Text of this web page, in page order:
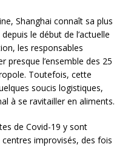
Shanghai connaît sa plus
le début de l’actuelle
les responsables
presque l’ensemble des 25
Toutefois, cette
soucis logistiques,
à se ravitailler en aliments.
de Covid-19 y sont
improvisés, des fois